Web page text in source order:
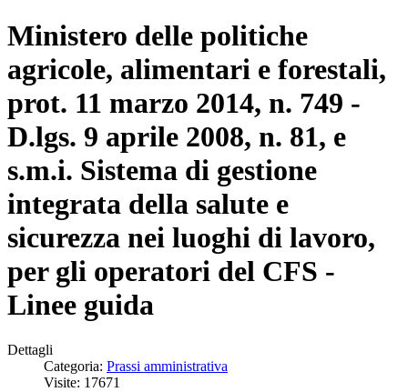
Ministero delle politiche
agricole, alimentari e forestali,
prot. 11 marzo 2014, n. 749 -
D.lgs. 9 aprile 2008, n. 81, e
s.m.i. Sistema di gestione
integrata della salute e
sicurezza nei luoghi di lavoro,
per gli operatori del CFS -
Linee guida
Dettagli
Categoria: Prassi amministrativa
Visite: 17671